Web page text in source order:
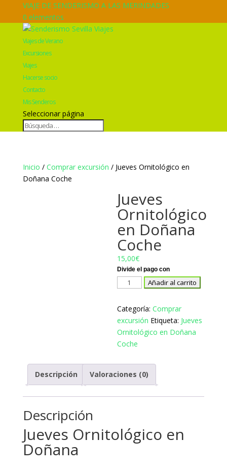
VIAJE DE SENDERISMO A LAS MERINDADES
0 elementos
Viajes de Verano
Excursiones
Viajes
Hacerse socio
Contacto
Mis Senderos
Seleccionar página
Inicio / Comprar excursión / Jueves Ornitológico en
Doñana Coche
Jueves
Ornitológico
en Doñana
Coche
15,00€
Jueves
en
Doñana
Coche
cantidad
Añadir al carrito
Categoría:Comprar
excursión Etiqueta: Jueves
Ornitológico en Doñana
Coche
Descripción Valoraciones (0)
Descripción
Jueves Ornitológico en
Doñana